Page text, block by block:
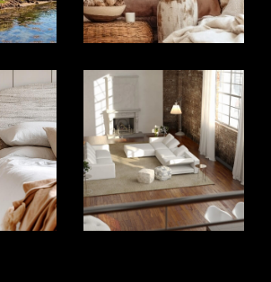
PERSONNALISÉ : Chez GC-
client est unique. Nous
vous offrir un service sur
soyez un acheteur à la
maison de vos rêves ou un
valoriser au mieux son bien
DE BIENS : Notre agence